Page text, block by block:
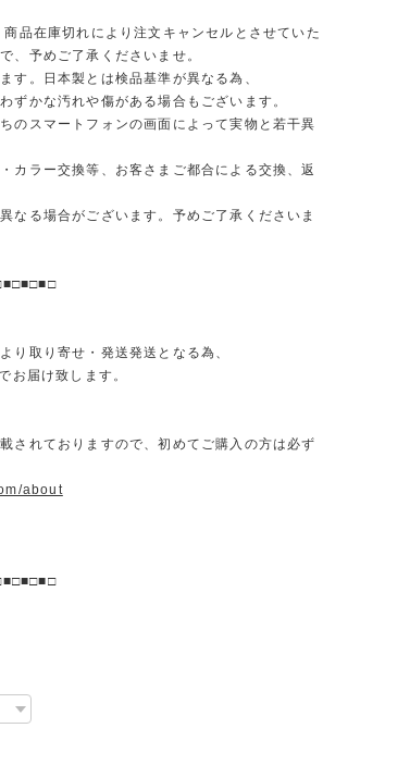
商品在庫切れにより注文キャンセルとさせていた
、予めご了承くださいませ。
す。日本製とは検品基準が異なる為、
ずかな汚れや傷がある場合もございます。
のスマートフォンの画面によって実物と若干異
カラー交換等、お客さまご都合による交換、返
なる場合がございます。予めご了承くださいま
り取り寄せ・発送発送となる為、
お届け致します。
されておりますので、初めてご購入の方は必ず
about